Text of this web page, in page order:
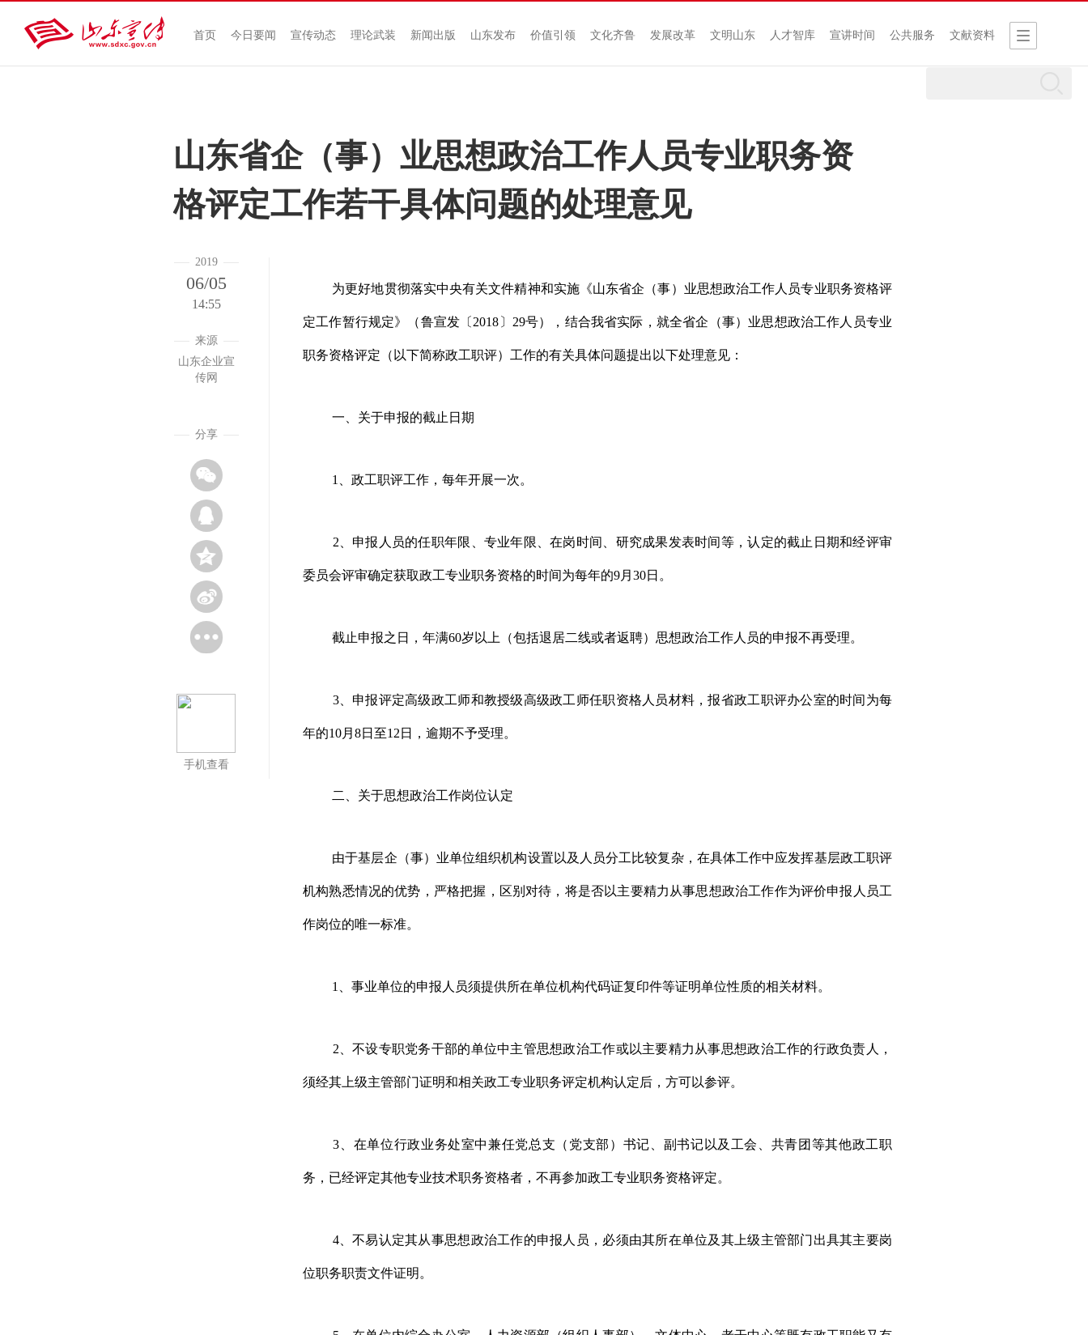
首页 今日要闻 宣传动态 理论武装 新闻出版 山东发布 价值引领 文化齐鲁 发展改革 文明山东 人才智库 宣讲时间 公共服务 文献资料
山东省企（事）业思想政治工作人员专业职务资
格评定工作若干具体问题的处理意见
2019
06/05
14:55
来源
山东企业宣
传网
分享
手机查看
为更好地贯彻落实中央有关文件精神和实施《山东省企（事）业思想政治工作人员专业职务资格评
定工作暂行规定》（鲁宣发〔 2018 〕 29号），结合我省实际，就全省企（事）业思想政治工作人员专业
职务资格评定（以下简称政工职评）工作的有关具体问题提出以下处理意见：
一、关于申报的截止日期
1 、政工职评工作，每年开展一次。
2 、申报人员的任职年限、 专业年限、在岗时间、研究成果发表时间等，认定的截止日期和经评审
委员会评审确定获取政工专业职务资格的时间为每年的9月 30日 。
截止申报之日，年满60岁以上（包括退居二线或者返聘）思想政治工作人员的申报不再受理。
3、申报评定高级政工师和教授级高级政工师任职资格人员材料，报省政工职评办公室的时间为每
年的10月 8日 至12 日，逾期不予受理。
二、关于思想政治工作岗位认定
由于基层企（事）业单位组织机构设置以及人员分工比较复杂，在具体工作中应发挥基层政工职评
机构熟悉情况的优势，严格把握，区别对待，将是否以主要精力从事思想政治工作作为评价申报人员工
作岗位的唯一标准。
1 、事业单位的申报人员须提供所在单位机构代码证复印件等证明单位性质的相关材料。
2 、不设专职党务干部的单位中主管思想政治工作或以主要精力从事思想政治工作的行政负责人，
须经其上级主管部门证明和相关政工专业职务评定机构认定后，方可以参评。
3 、在单位行政业务处室中兼任党总支（党支部）书记、副书记以及工会、共青团等其他政工职
务，已经评定其他专业技术职务资格者，不再参加政工专业职务资格评定。
4、不易认定其从事思想政治工作的申报人员，必须由其所在单位及其上级主管部门出具其主要岗
位职务职责文件证明。